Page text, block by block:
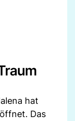
hat
Das